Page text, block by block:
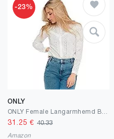
-23%
ONLY
31.25 €40.33
Amazon